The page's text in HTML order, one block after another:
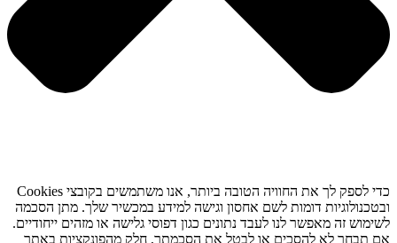
כדי לספק לך את החוויה הטובה ביותר, אנו משתמשים בקובצי Cookies
ובטכנולוגיות דומות לשם אחסון וגישה למידע במכשיר שלך. מתן הסכמה
לשימוש זה מאפשר לנו לעבד נתונים כגון דפוסי גלישה או מזהים ייחודיים.
אם תבחר לא להסכים או לבטל את הסכמתך, חלק מהפונקציות באתר